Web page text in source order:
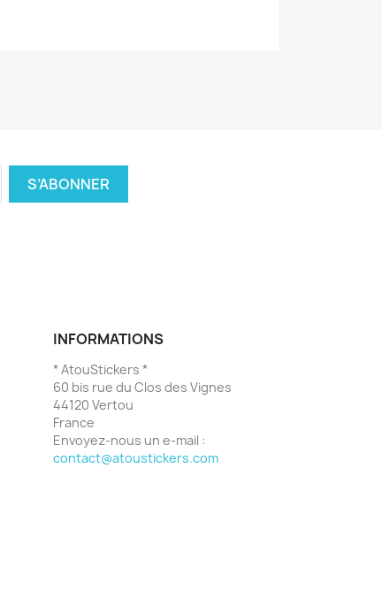
INFORMATIONS
* AtouStickers *
60 bis rue du Clos des Vignes
44120 Vertou
France
Envoyez-nous un e-mail :
contact@atoustickers.com